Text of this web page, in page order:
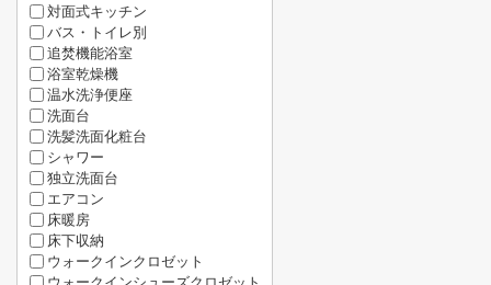
対面式キッチン
バス・トイレ別
追焚機能浴室
浴室乾燥機
温水洗浄便座
洗面台
洗髪洗面化粧台
シャワー
独立洗面台
エアコン
床暖房
床下収納
ウォークインクロゼット